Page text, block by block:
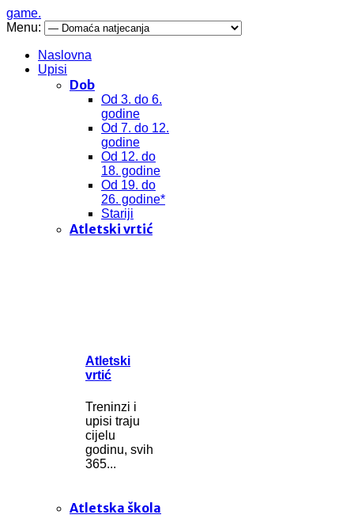
game.
Menu:
Naslovna
Upisi
Dob
Od 3. do 6.
godine
Od 7. do 12.
godine
Od 12. do
18. godine
Od 19. do
26. godine*
Stariji
Atletski vrtić
Atletski
vrtić
Treninzi i
upisi traju
cijelu
godinu, svih
365...
Atletska škola